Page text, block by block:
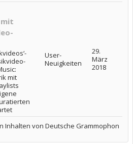
mit
mit
User-
Neuigkeiten
29.
März
2018
Inhalten von Deutsche Grammophon